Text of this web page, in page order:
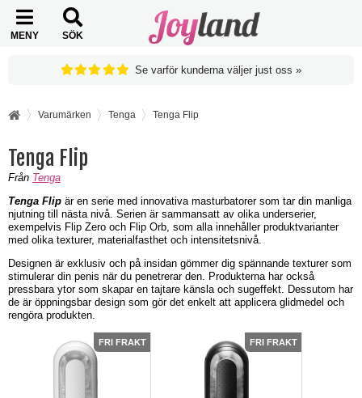
MENY SÖK
Se varför kunderna väljer just oss »
Varumärken Tenga Tenga Flip
Tenga Flip
Från Tenga
Tenga Flip är en serie med innovativa masturbatorer som tar din manliga
njutning till nästa nivå. Serien är sammansatt av olika underserier,
exempelvis Flip Zero och Flip Orb, som alla innehåller produktvarianter
med olika texturer, materialfasthet och intensitetsnivå.
Designen är exklusiv och på insidan gömmer dig spännande texturer som
stimulerar din penis när du penetrerar den. Produkterna har också
pressbara ytor som skapar en tajtare känsla och sugeffekt. Dessutom har
de är öppningsbar design som gör det enkelt att applicera glidmedel och
rengöra produkten.